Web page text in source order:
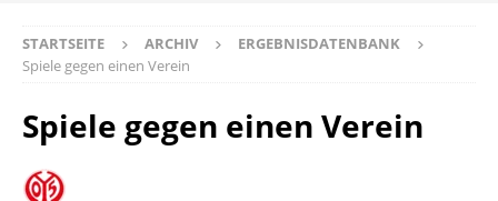
STARTSEITE ARCHIV
ERGEBNISDATENBANK
Spiele gegen einen Verein
Spiele gegen einen Verein